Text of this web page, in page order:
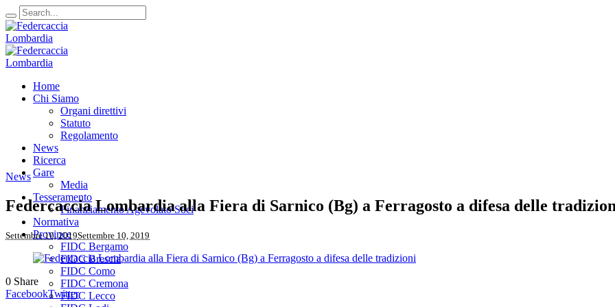
Home
Chi Siamo
Organi direttivi
Statuto
Regolamento
News
Ricerca
Gare
Media
Tesseramento
Finanziamento Agevolato Soci
Normativa
Province
FIDC Bergamo
FIDC Brescia
FIDC Como
FIDC Cremona
FIDC Lecco
News
Federcaccia Lombardia alla Fiera di Sarnico (Bg) a Ferragosto a difesa delle
Settembre 10, 2019Settembre 10, 2019
0 Share
FacebookTwitter